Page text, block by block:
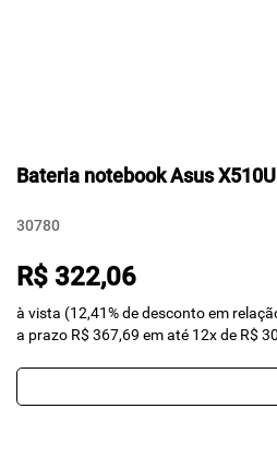
Bateria notebook Asus X510U
30780
R$ 322,06
à vista (12,41% de desconto em
a prazo R$ 367,69 em até 12x de R$